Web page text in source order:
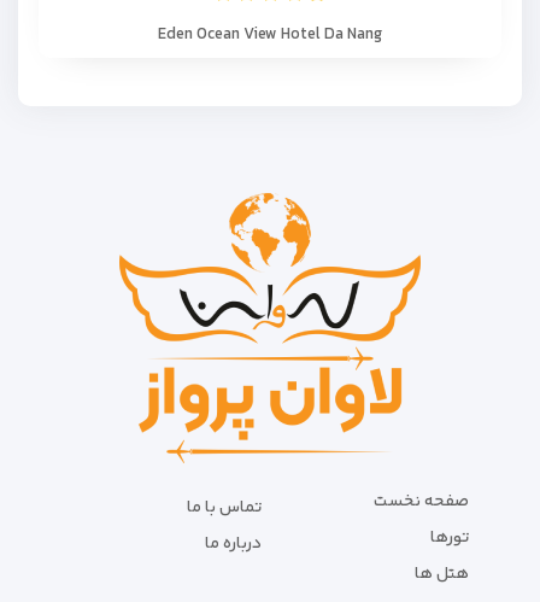
Eden Ocean View Hotel Da Nang
صفحه نخست
تورها
هتل ها
تماس با ما
درباره ما